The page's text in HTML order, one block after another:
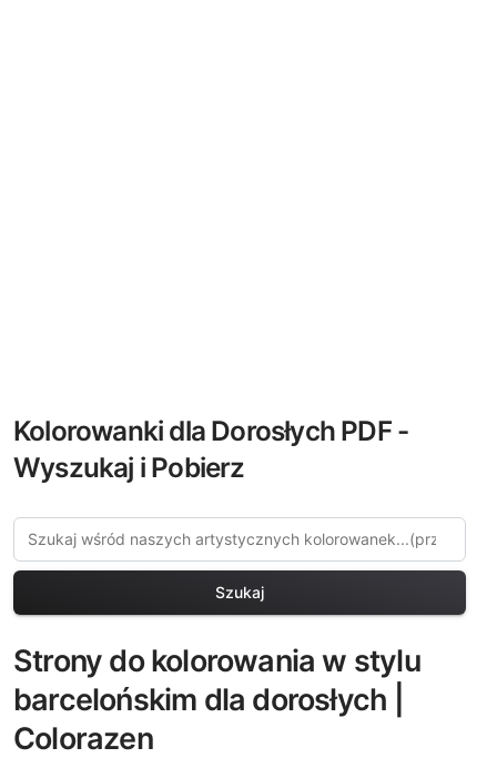
Kolorowanki dla Dorosłych PDF -
Wyszukaj i Pobierz
Szukaj
Strony do kolorowania w stylu
barcelońskim dla dorosłych |
Colorazen